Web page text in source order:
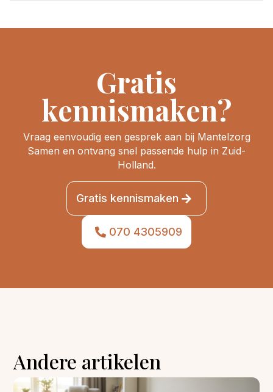
Gratis
kennismaken?
Vraag eenvoudig een gesprek aan bij Mantelzorg
Samen en ontvang snel passende hulp in Zuid-
Holland.
Gratis kennismaken
070 4305909
Andere artikelen